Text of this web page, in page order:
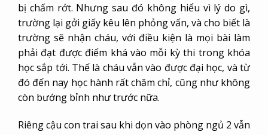
bị chấm rớt. Nhưng sau đó không hiểu vì lý do gì,
trường lại gởi giấy kêu lên phỏng vấn, và cho biết là
trường sẽ nhận cháu, với điều kiện là mọi bài làm
phải đạt được điểm khá vào mỗi kỳ thi trong khóa
học sắp tới. Thế là cháu vẫn vào được đại học, và từ
đó đến nay học hành rất chăm chỉ, cũng như không
còn bướng bỉnh như trước nữa.
Riêng cậu con trai sau khi dọn vào phòng ngủ 2 vẫn